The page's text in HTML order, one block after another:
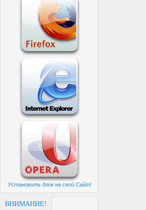
Установить блок на свой Сайт!
ВНИМАНИЕ!